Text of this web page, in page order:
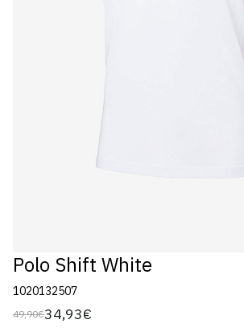
Polo Shift White
1020132507
Preço
49,90€
Preço 34,93€